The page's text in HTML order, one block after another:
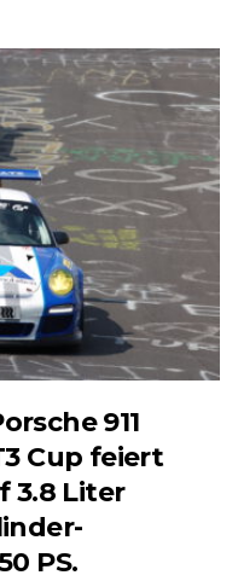
911
Cup feiert
3.8 Liter
PS.